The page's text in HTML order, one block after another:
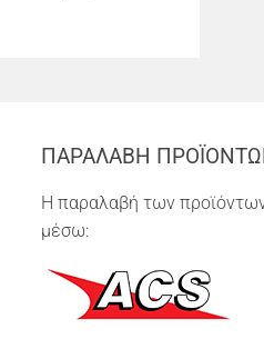
ΠΑΡΑΛΑΒΗ
Η παραλαβή των προϊόντων
μέσω: